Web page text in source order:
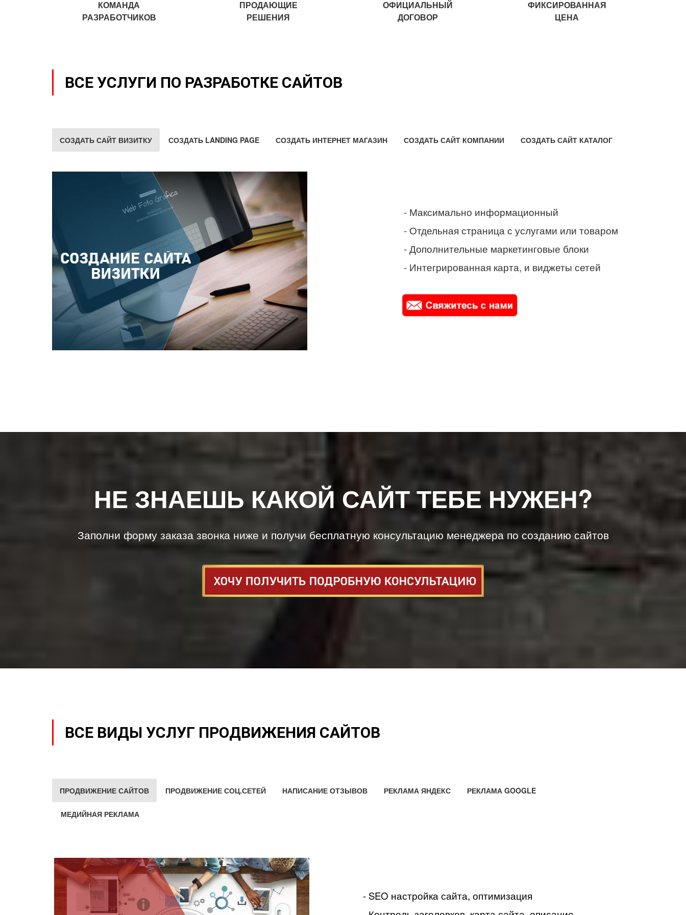
КОМАНДА
РАЗРАБОТЧИКОВ
ПРОДАЮЩИЕ
РЕШЕНИЯ
ОФИЦИАЛЬНЫЙ
ДОГОВОР
ФИКСИРОВАННАЯ
ЦЕНА
ВСЕ УСЛУГИ ПО РАЗРАБОТКЕ САЙТОВ
СОЗДАТЬ САЙТ ВИЗИТКУ СОЗДАТЬ LANDING PAGE СОЗДАТЬ ИНТЕРНЕТ МАГАЗИН СОЗДАТЬ САЙТ КОМПАНИИ СОЗДАТЬ САЙТ КАТАЛОГ
- Максимально информационный
- Отдельная страница с услугами или товаром
- Дополнительные маркетинговые блоки
- Интегрированная карта, и виджеты сетей
НЕ ЗНАЕШЬ КАКОЙ САЙТ ТЕБЕ НУЖЕН?
Заполни форму заказа звонка ниже и получи бесплатную консультацию менеджера по созданию сайтов
ВСЕ ВИДЫ УСЛУГ ПРОДВИЖЕНИЯ САЙТОВ
ПРОДВИЖЕНИЕ САЙТОВ ПРОДВИЖЕНИЕ СОЦ.СЕТЕЙ НАПИСАНИЕ ОТЗЫВОВ РЕКЛАМА ЯНДЕКС РЕКЛАМА GOOGLE
МЕДИЙНАЯ РЕКЛАМА
- SEO настройка сайта, оптимизация